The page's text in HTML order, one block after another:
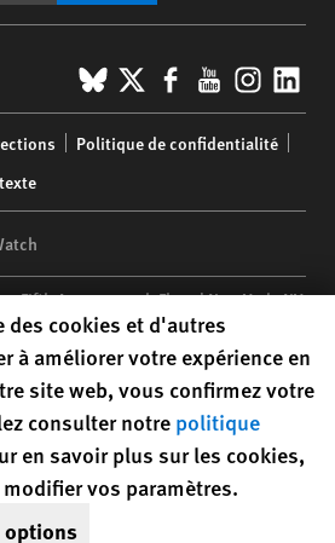
BlueSky
X Facebook
YouTube
Politique de confidentialité
Fifth Avenue, 34th Floor | New York,NY
501(C)(3) nonprofit registered in the US
preferences
cookies et d'autres
à améliorer votre expérience en
site web, vous confirmez votre
consulter notre politique
en savoir plus sur les cookies,
vos paramètres.
options